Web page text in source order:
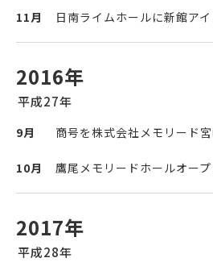
11月 日南ライムホールに新館ア
2016年
平成27年
9月 商号を株式会社メモリード
10月 鷹尾メモリードホールオープ
2017年
平成28年